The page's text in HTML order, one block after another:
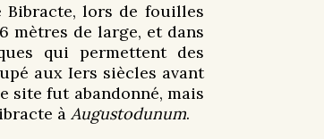
Bibracte, lors de fouilles
mètres de large, et dans
qui permettent des
aux Iers siècles avant
site fut abandonné, mais
àAugustodunum.